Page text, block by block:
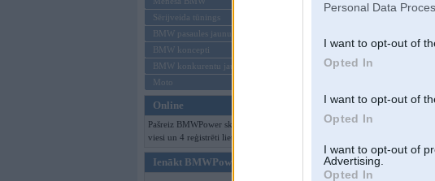
Personal Data
I want to opt-out of
Opted In
I want to opt-out of
Opted In
I want to opt-out of
Advertising.
Opted In
Sērijveida tūnings
BMW pasaules jaunumi
BMW koncepti
BMW konkurentu jaunumi
Moto
Online
Pašreiz BMWPower skatās 140
viesi un 4 reģistrēti lietotāji.
Ienākt BMWPower
Offline